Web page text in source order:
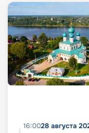
16:0028 августа